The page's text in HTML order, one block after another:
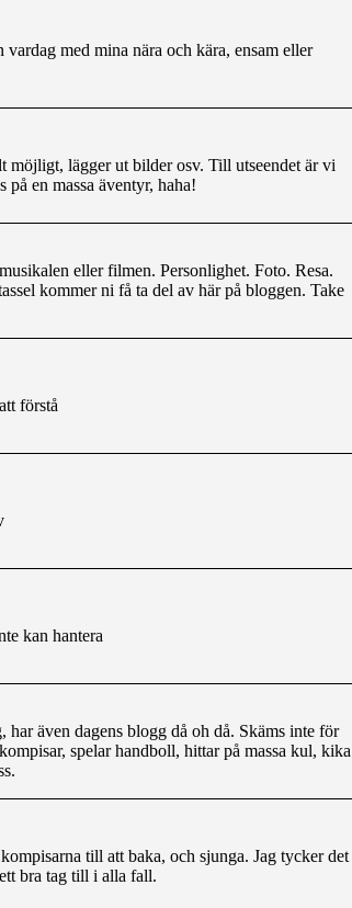
med mina nära och kära, ensam eller
lägger ut bilder osv. Till utseendet är vi
en massa äventyr, haha!
eller filmen. Personlighet. Foto. Resa.
kommer ni få ta del av här på bloggen. Take
förstå
kan hantera
även dagens blogg då oh då. Skäms inte för
spelar handboll, hittar på massa kul, kika
till att baka, och sjunga. Jag tycker det
bra tag till i alla fall.